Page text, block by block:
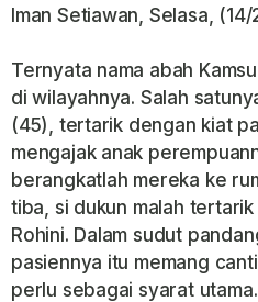
Iman Setiawan, Selasa, (14/
Ternyata nama abah
di wilayahnya. Salah
(45), tertarik dengan kiat
mengajak anak
berangkatlah mereka ke
tiba, si dukun malah
Rohini. Dalam sudut
pasiennya itu memang
perlu sebagai syarat utama.